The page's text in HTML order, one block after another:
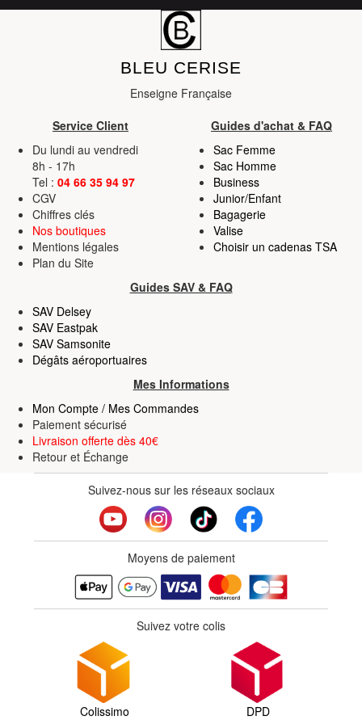
BLEU CERISE
Enseigne Française
Service Client
Guides d'achat & FAQ
Du lundi au vendredi
8h - 17h
Tel : 04 66 35 94 97
CGV
Chiffres clés
Nos boutiques
Mentions légales
Plan du Site
Sac Femme
Sac Homme
Business
Junior/Enfant
Bagagerie
Valise
Choisir un cadenas TSA
Guides SAV & FAQ
SAV Delsey
SAV Eastpak
SAV Samsonite
Dégâts aéroportuaires
Mes Informations
Mon Compte / Mes Commandes
Paiement sécurisé
Livraison offerte dès 40€
Retour et Échange
Suivez-nous sur les réseaux sociaux
Moyens de paiement
Suivez votre colis
Colissimo DPD